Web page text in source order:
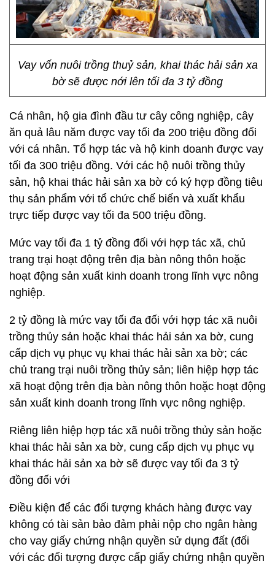
Vay vốn nuôi trồng thuỷ sản, khai thác hải sản xa
bờ sẽ được nới lên tối đa 3 tỷ đồng
Cá nhân, hộ gia đình đầu tư cây công nghiệp, cây
ăn quả lâu năm được vay tối đa 200 triệu đồng đối
với cá nhân. Tổ hợp tác và hộ kinh doanh được vay
tối đa 300 triệu đồng. Với các hộ nuôi trồng thủy
sản, hộ khai thác hải sản xa bờ có ký hợp đồng tiêu
thụ sản phẩm với tổ chức chế biến và xuất khẩu
trực tiếp được vay tối đa 500 triệu đồng.
Mức vay tối đa 1 tỷ đồng đối với hợp tác xã, chủ
trang trại hoạt động trên địa bàn nông thôn hoặc
hoạt động sản xuất kinh doanh trong lĩnh vực nông
nghiệp.
2 tỷ đồng là mức vay tối đa đối với hợp tác xã nuôi
trồng thủy sản hoặc khai thác hải sản xa bờ, cung
cấp dịch vụ phục vụ khai thác hải sản xa bờ; các
chủ trang trại nuôi trồng thủy sản; liên hiệp hợp tác
xã hoạt động trên địa bàn nông thôn hoặc hoạt động
sản xuất kinh doanh trong lĩnh vực nông nghiệp.
Riêng liên hiệp hợp tác xã nuôi trồng thủy sản hoặc
khai thác hải sản xa bờ, cung cấp dịch vụ phục vụ
khai thác hải sản xa bờ sẽ được vay tối đa 3 tỷ
đồng đối với
Điều kiện để các đối tượng khách hàng được vay
không có tài sản bảo đảm phải nộp cho ngân hàng
cho vay giấy chứng nhận quyền sử dụng đất (đối
với các đối tượng được cấp giấy chứng nhận quyền